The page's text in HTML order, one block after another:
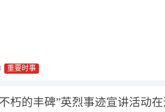
重要时事
朽的丰碑”英烈事迹宣讲活动